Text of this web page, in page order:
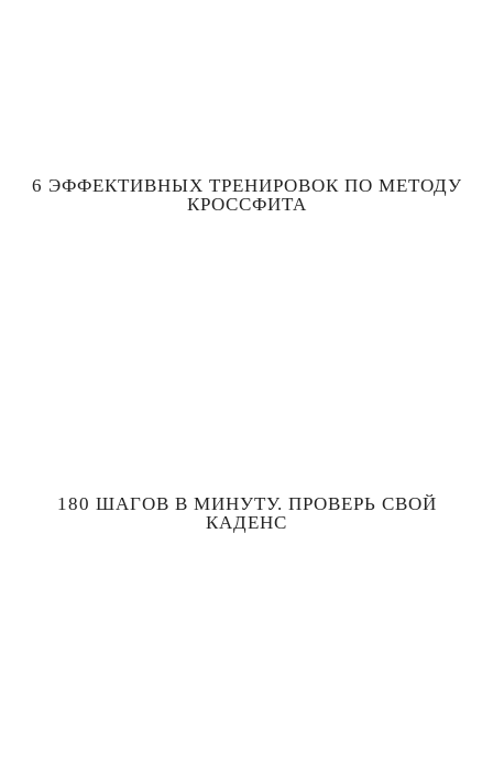
6 ЭФФЕКТИВНЫХ ТРЕНИРОВОК ПО МЕТОДУ
КРОССФИТА
180 ШАГОВ В МИНУТУ. ПРОВЕРЬ СВОЙ
КАДЕНС